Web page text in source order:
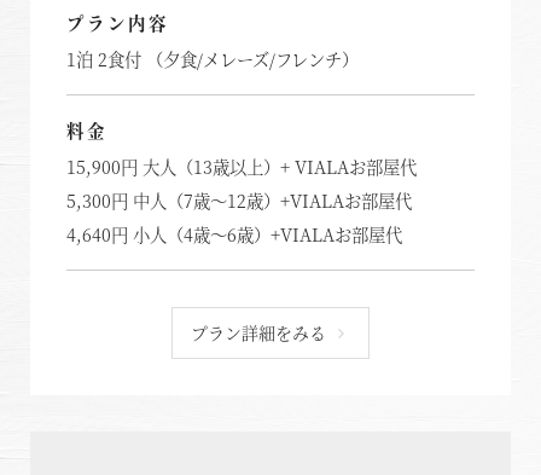
プラン内容
1泊 2食付 （夕食/メレーズ/フレンチ）
料金
15,900円 大人（13歳以上）+ VIALAお部屋代
5,300円 中人（7歳～12歳）+VIALAお部屋代
4,640円 小人（4歳～6歳）+VIALAお部屋代
プラン詳細をみる